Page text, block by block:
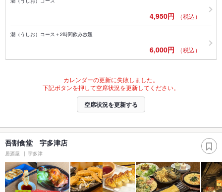
4,950円 （税込）
潮（うしお）コース＋2時間飲み放題
6,000円 （税込）
カレンダーの更新に失敗しました。
下記ボタンを押して空席状況を更新してください。
空席状況を更新する
吾割食堂 宇多津店
居酒屋 宇多津